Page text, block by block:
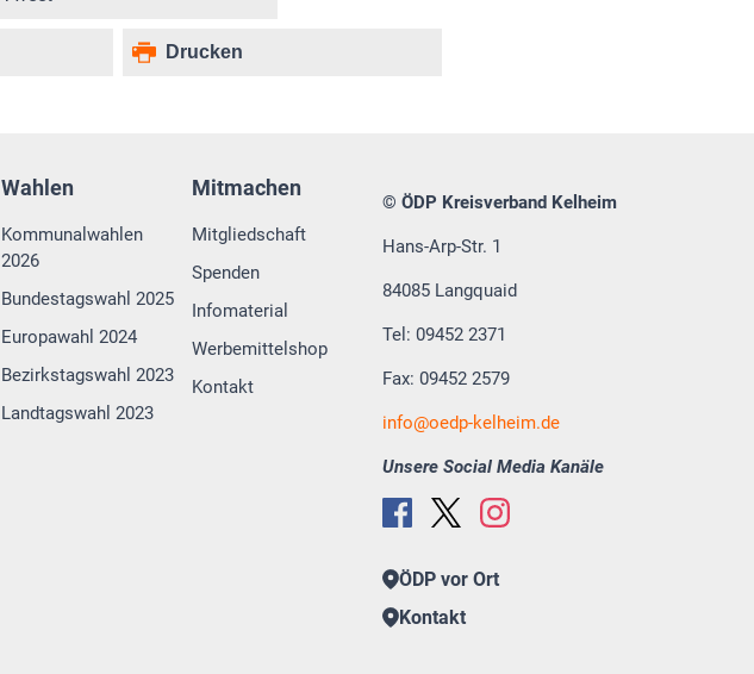
Drucken
Wahlen
Kommunalwahlen
2026
Bundestagswahl 2025
Europawahl 2024
Bezirkstagswahl 2023
Landtagswahl 2023
Mitmachen
Mitgliedschaft
Spenden
Infomaterial
Werbemittelshop
Kontakt
© ÖDP Kreisverband Kelheim
Hans-Arp-Str. 1
84085 Langquaid
Tel: 09452 2371
Fax: 09452 2579
info oedp-kelheim.de
Unsere Social Media Kanäle
ÖDP vor Ort
Kontakt